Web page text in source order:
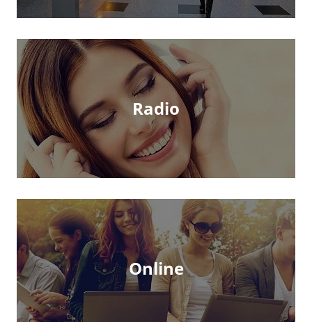
Radio
Online